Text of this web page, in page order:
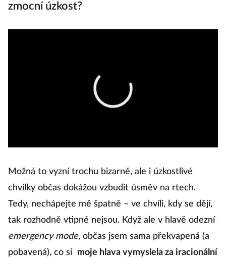
zmocní úzkost?
Možná to vyzní trochu bizarně, ale i úzkostlivé
chvilky občas dokážou vzbudit úsměv na rtech.
Tedy, nechápejte mě špatně – ve chvíli, kdy se dějí,
tak rozhodně vtipné nejsou. Když ale v hlavě odezní
emergency mode, občas jsem sama překvapená (a
pobavená), co si
moje hlava vymyslela za iracionální